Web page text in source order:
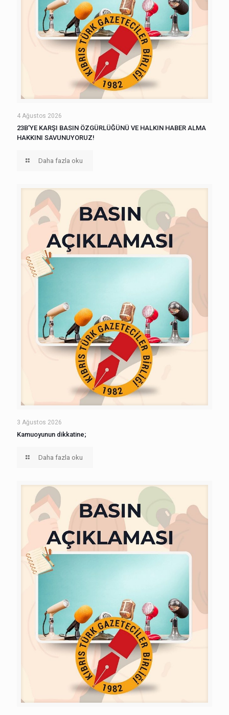
4 Ağustos 2026
23B’YE KARŞI BASIN ÖZGÜRLÜĞÜNÜ VE HALKIN HABER ALMA
HAKKINI SAVUNUYORUZ!
Daha fazla oku
3 Ağustos 2026
Kamuoyunun dikkatine;
Daha fazla oku